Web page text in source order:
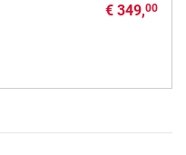
€ 349,00